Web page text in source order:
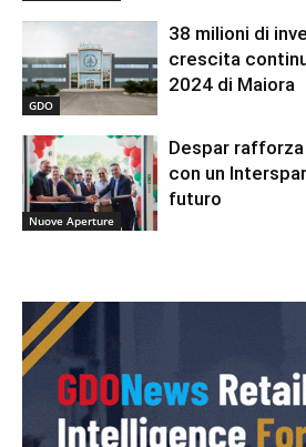
GDO
38 milioni di
crescita
2024 di Maiora
Nuove Aperture
Despar
con un
futuro